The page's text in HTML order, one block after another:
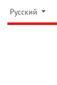
Русский